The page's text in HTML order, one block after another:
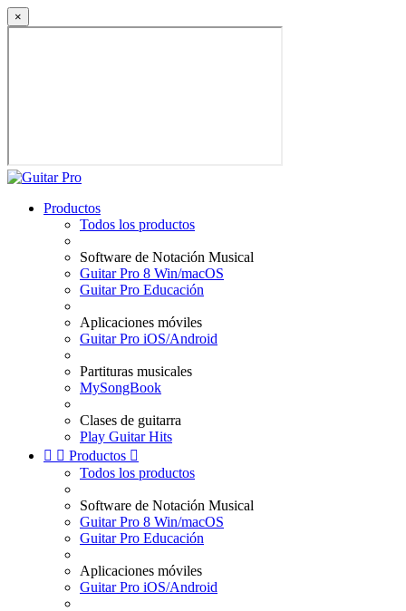
×
Productos
Todos los productos
Software de Notación Musical
Guitar Pro 8 Win/macOS
Guitar Pro Educación
Aplicaciones móviles
Guitar Pro iOS/Android
Partituras musicales
MySongBook
Clases de guitarra
Play Guitar Hits
  Productos 
Todos los productos
Software de Notación Musical
Guitar Pro 8 Win/macOS
Guitar Pro Educación
Aplicaciones móviles
Guitar Pro iOS/Android